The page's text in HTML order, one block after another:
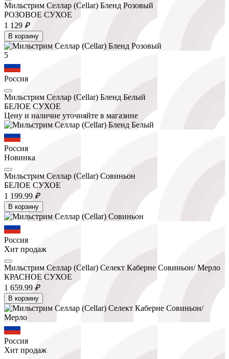
Мильстрим Селлар (Cellar) Бленд Розовый
РОЗОВОЕ СУХОЕ
1 129 ₽
В корзину
5
Россия
Мильстрим Селлар (Cellar) Бленд Белый
БЕЛОЕ СУХОЕ
Цену и наличие уточняйте в магазине
Россия
Новинка
Мильстрим Селлар (Cellar) Совиньон
БЕЛОЕ СУХОЕ
1 199.99 ₽
В корзину
Россия
Хит продаж
Мильстрим Селлар (Cellar) Селект Каберне Совиньон/ Мерло
КРАСНОЕ СУХОЕ
1 659.99 ₽
В корзину
Россия
Хит продаж